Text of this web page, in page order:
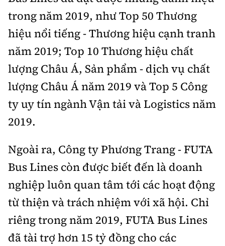
trong năm 2019, như Top 50 Thương
hiệu nổi tiếng - Thương hiệu cạnh tranh
năm 2019; Top 10 Thương hiệu chất
lượng Châu Á, Sản phẩm - dịch vụ chất
lượng Châu Á năm 2019 và Top 5 Công
ty uy tín ngành Vận tải và Logistics năm
2019.
Ngoài ra, Công ty Phương Trang - FUTA
Bus Lines còn được biết đến là doanh
nghiệp luôn quan tâm tới các hoạt động
từ thiện và trách nhiệm với xã hội. Chỉ
riêng trong năm 2019, FUTA Bus Lines
đã tài trợ hơn 15 tỷ đồng cho các